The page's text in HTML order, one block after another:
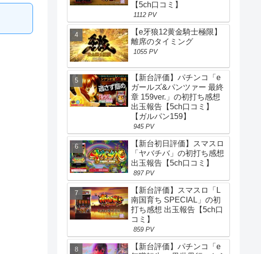
【5ch口コミ】
1112 PV
【e牙狼12黄金騎士極限】
離席のタイミング
1055 PV
【新台評価】パチンコ「e
ガールズ&パンツァー 最終
章 159ver.」の初打ち感想
出玉報告【5ch口コミ】
【ガルパン159】
945 PV
【新台初日評価】スマスロ
「ヤバチバ」の初打ち感想
出玉報告【5ch口コミ】
897 PV
【新台評価】スマスロ「L
南国育ち SPECIAL」の初
打ち感想 出玉報告【5ch口
コミ】
859 PV
【新台評価】パチンコ「e